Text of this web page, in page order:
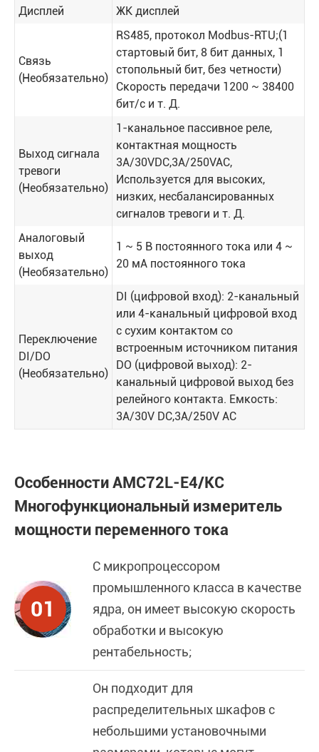
Дисплей
ЖК дисплей
Связь
(Необязательно)
RS485, протокол Modbus-RTU;(1
стартовый бит, 8 бит данных, 1
стопольный бит, без четности)
Скорость передачи 1200 ~ 38400
бит/с и т. Д.
Выход сигнала
тревоги
(Необязательно)
1-канальное пассивное реле,
контактная мощность
3A/30VDC,3A/250VAC,
Используется для высоких,
низких, несбалансированных
сигналов тревоги и т. Д.
Аналоговый
выход
(Необязательно)
1 ~ 5 В постоянного тока или 4 ~
20 мА постоянного тока
Переключение
DI/DO
(Необязательно)
DI (цифровой вход): 2-канальный
или 4-канальный цифровой вход
с сухим контактом со
встроенным источником питания
DO (цифровой выход): 2-
канальный цифровой выход без
релейного контакта. Емкость:
3A/30V DC,3A/250V AC
Особенности AMC72L-E4/KC
Многофункциональный измеритель
мощности переменного тока
01
С микропроцессором
промышленного класса в качестве
ядра, он имеет высокую скорость
обработки и высокую
рентабельность;
Он подходит для
распределительных шкафов с
небольшими установочными